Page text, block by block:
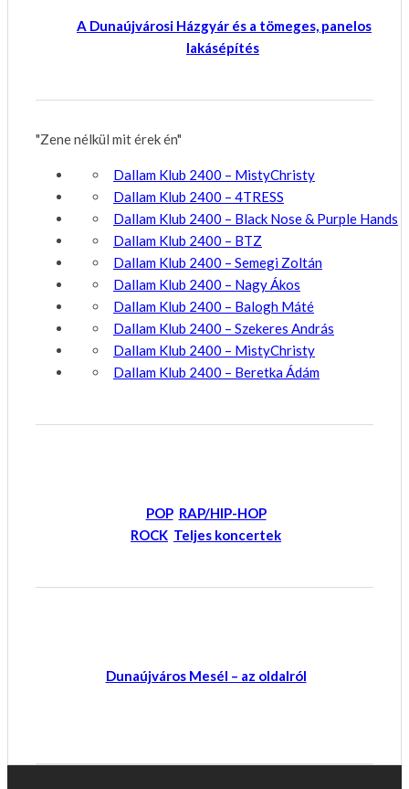
A Dunaújvárosi Házgyár és a tömeges, panelos
lakásépítés
"Zene nélkül mit érek én"
Dallam Klub 2400 – MistyChristy
Dallam Klub 2400 – 4TRESS
Dallam Klub 2400 – Black Nose & Purple Hands
Dallam Klub 2400 – BTZ
Dallam Klub 2400 – Semegi Zoltán
Dallam Klub 2400 – Nagy Ákos
Dallam Klub 2400 – Balogh Máté
Dallam Klub 2400 – Szekeres András
Dallam Klub 2400 – MistyChristy
Dallam Klub 2400 – Beretka Ádám
POP RAP/HIP-HOP
ROCK Teljes koncertek
Dunaújváros Mesél – az oldalról